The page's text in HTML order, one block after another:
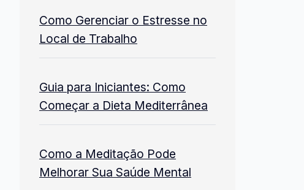
Como Gerenciar o Estresse no
Local de Trabalho
Guia para Iniciantes: Como
Começar a Dieta Mediterrânea
Como a Meditação Pode
Melhorar Sua Saúde Mental